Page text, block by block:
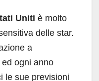
Uniti è molto
delle star.
a
ogni anno
le sue previsioni